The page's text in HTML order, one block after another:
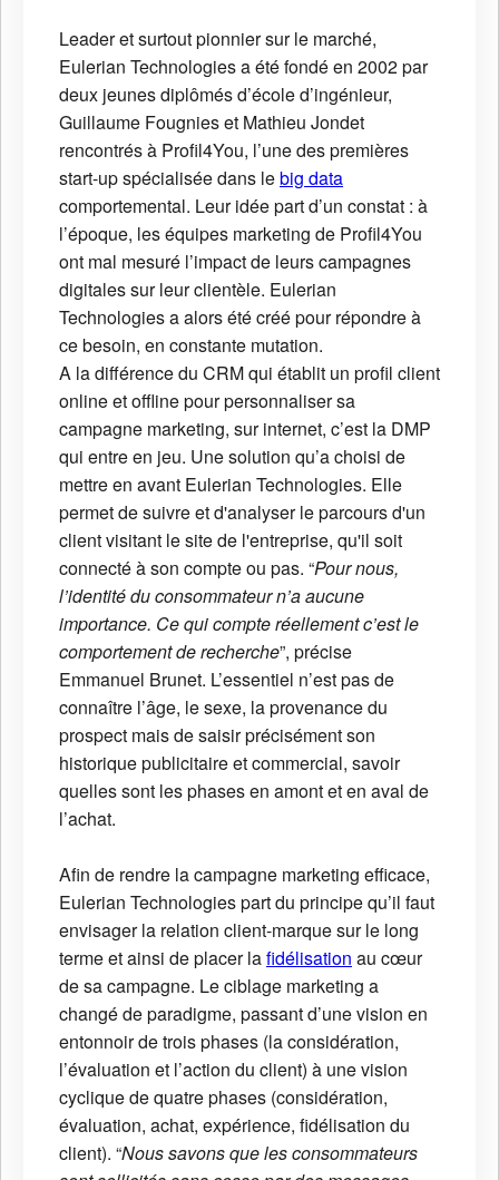
Leader et surtout pionnier sur le marché,
Eulerian Technologies a été fondé en 2002 par
deux jeunes diplômés d’école d’ingénieur,
Guillaume Fougnies et Mathieu Jondet
rencontrés à Profil4You, l’une des premières
start-up spécialisée dans lebig data
comportemental. Leur idée part d’un constat : à
l’époque, les équipes marketing de Profil4You
ont mal mesuré l’impact de leurs campagnes
digitales sur leur clientèle. Eulerian
Technologies a alors été créé pour répondre à
ce besoin, en constante mutation.
A la différence du CRM qui établit un profil client
online et offline pour personnaliser sa
campagne marketing, sur internet, c’est la DMP
qui entre en jeu. Une solution qu’a choisi de
mettre en avant Eulerian Technologies. Elle
permet de suivre et d'analyser le parcours d'un
client visitant le site de l'entreprise, qu'il soit
connecté à son compte ou pas. “Pour nous,
l’identité du consommateur n’a aucune
importance. Ce qui compte réellement c’est le
comportement de recherche”, précise
Emmanuel Brunet. L’essentiel n’est pas de
connaître l’âge, le sexe, la provenance du
prospect mais de saisir précisément son
historique publicitaire et commercial, savoir
quelles sont les phases en amont et en aval de
l’achat.
Afin de rendre la campagne marketing efficace,
Eulerian Technologies part du principe qu’il faut
envisager la relation client-marque sur le long
terme et ainsi de placer lafidélisation au cœur
de sa campagne. Le ciblage marketing a
changé de paradigme, passant d’une vision en
entonnoir de trois phases (la considération,
l’évaluation et l’action du client) à une vision
cyclique de quatre phases (considération,
évaluation, achat, expérience, fidélisation du
client). “Nous savons que les consommateurs